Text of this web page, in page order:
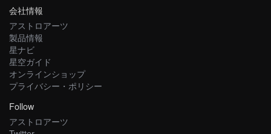
会社情報
アストロアーツ
製品情報
星ナビ
星空ガイド
オンラインショップ
プライバシー・ポリシー
Follow
アストロアーツ